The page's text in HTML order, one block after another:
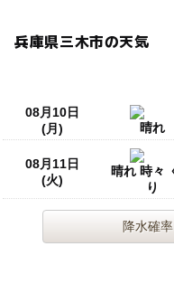
兵庫県三木市の天気
08月10日
(月)
晴れ
08月11日
(火)
晴れ 時々
り
降水確